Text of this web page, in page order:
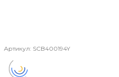
Артикул: SCB400194Y